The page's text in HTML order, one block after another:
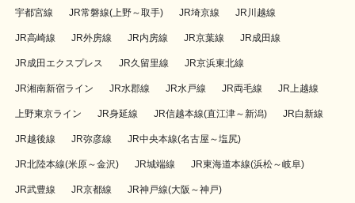
宇都宮線 JR常磐線(上野～取手) JR埼京線 JR川越線
JR高崎線 JR外房線 JR内房線 JR京葉線 JR成田線
JR成田エクスプレス JR久留里線 JR京浜東北線
JR湘南新宿ライン JR水郡線 JR水戸線 JR両毛線 JR上越線
上野東京ライン JR身延線 JR信越本線(直江津～新潟) JR白新線
JR越後線 JR弥彦線 JR中央本線(名古屋～塩尻)
JR北陸本線(米原～金沢) JR城端線 JR東海道本線(浜松～岐阜)
JR武豊線 JR京都線 JR神戸線(大阪～神戸)